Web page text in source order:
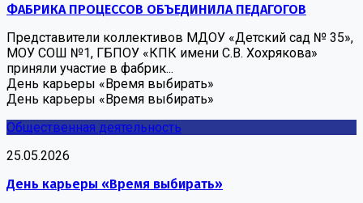
ФАБРИКА ПРОЦЕССОВ ОБЪЕДИНИЛА ПЕДАГОГОВ
Представители коллективов МДОУ «Детский сад № 35»,
МОУ СОШ №1, ГБПОУ «КПК имени С.В. Хохрякова»
приняли участие в фабрик...
День карьеры «Время выбирать»
День карьеры «Время выбирать»
Общественная деятельность
25.05.2026
День карьеры «Время выбирать»